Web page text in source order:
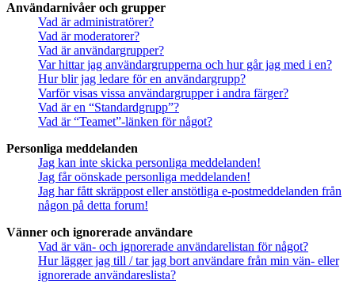
Användarnivåer och grupper
Vad är administratörer?
Vad är moderatorer?
Vad är användargrupper?
Var hittar jag användargrupperna och hur går jag med i en?
Hur blir jag ledare för en användargrupp?
Varför visas vissa användargrupper i andra färger?
Vad är en “Standardgrupp”?
Vad är “Teamet”-länken för något?
Personliga meddelanden
Jag kan inte skicka personliga meddelanden!
Jag får oönskade personliga meddelanden!
Jag har fått skräppost eller anstötliga e-postmeddelanden från
någon på detta forum!
Vänner och ignorerade användare
Vad är vän- och ignorerade användarelistan för något?
Hur lägger jag till / tar jag bort användare från min vän- eller
ignorerade användareslista?